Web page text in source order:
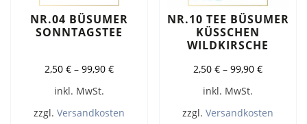
NR.04 BÜSUMER
SONNTAGSTEE
2,50 €– 99,90 €
inkl. MwSt.
zzgl. Versandkosten
NR.10 TEE BÜSUMER
KÜSSCHEN
WILDKIRSCHE
2,50€ –99,90€
inkl. MwSt.
zzgl.Versandkosten